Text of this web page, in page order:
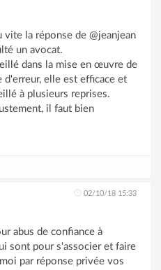
la réponse de @jeanjean
un avocat.
dans la mise en œuvre de
elle est efficace et
à plusieurs reprises.
il faut bien
02/10/18 15:33
abus de confiance à
sont pour s'associer et faire
par réponse privée vos